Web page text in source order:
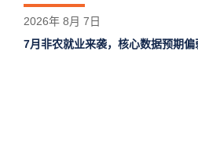
2026年 8月 7日
7月非农就业来袭，核心数据预期